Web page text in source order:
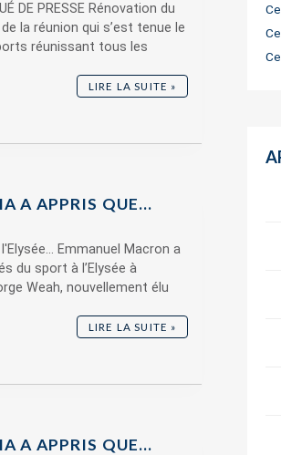
DE PRESSE Rénovation du
la réunion qui s’est tenue le
réunissant tous les
LIRE LA SUITE »
A APPRIS QUE…
Emmanuel Macron a
du sport à l’Elysée à
Weah, nouvellement élu
LIRE LA SUITE »
A APPRIS QUE…